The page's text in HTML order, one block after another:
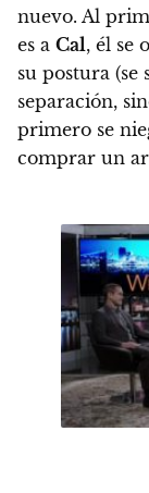
nuevo. Al
es a Cal, él se
su postura (se
separación,
primero se
comprar un